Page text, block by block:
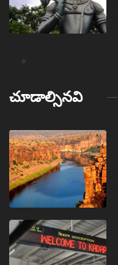
చూడాల్సినవి